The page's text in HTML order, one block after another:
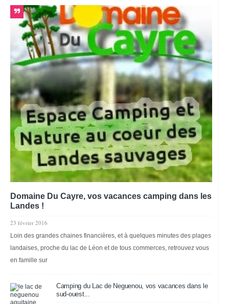
Domaine Du Cayre, vos vacances camping dans les
Landes !
23 février 2016
Loin des grandes chaines financières, et à quelques minutes des plages
landaises, proche du lac de Léon et de tous commerces, retrouvez vous
en famille sur
Camping du Lac de Neguenou, vos vacances dans le
sud-ouest...